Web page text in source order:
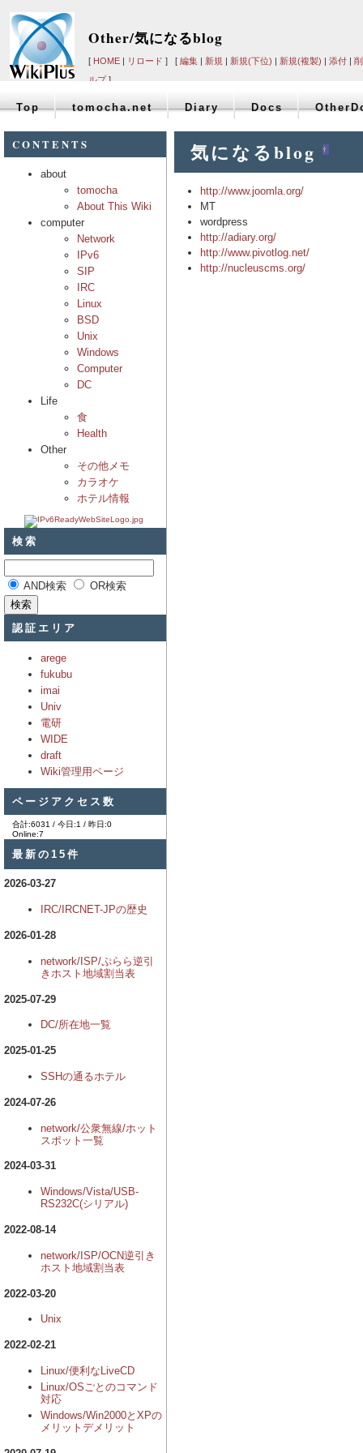
Other/気になるblog
[ HOME | リロード ] [ 編集 | 新規 | 新規(下位) | 新規(複製) | 添付 |
ルプ]
Top tomocha.net Diary Docs
CONTENTS
about
tomocha
About This Wiki
computer
Network
IPv6
SIP
IRC
Linux
BSD
Unix
Windows
Computer
DC
Life
食
Health
Other
その他メモ
カラオケ
ホテル情報
検索
AND検索 OR検索
認証エリア
arege
fukubu
imai
Univ
電研
WIDE
draft
Wiki管理用ページ
ページアクセス数
合計:6031 / 今日:1 / 昨日:0
Online:7
最新の15件
2026-03-27
IRC/IRCNET-JPの歴史
2026-01-28
network/ISP/ぷらら逆引
きホスト地域割当表
2025-07-29
DC/所在地一覧
2025-01-25
SSHの通るホテル
2024-07-26
network/公衆無線/ホット
スポット一覧
2024-03-31
Windows/Vista/USB-
RS232C(シリアル)
2022-08-14
network/ISP/OCN逆引き
ホスト地域割当表
2022-03-20
Unix
2022-02-21
Linux/便利なLiveCD
Linux/OSごとのコマンド
対応
Windows/Win2000とXPの
メリットデメリット
気になるblog †
http://www.joomla.org/
MT
wordpress
http://adiary.org/
http://www.pivotlog.net/
http://nucleuscms.org/